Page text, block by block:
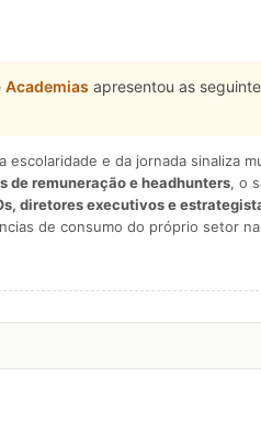
Academias apresentou as
escolaridade e da jornada sinaliza
de remuneração e headhunters, o
diretores executivos e
de consumo do próprio setor